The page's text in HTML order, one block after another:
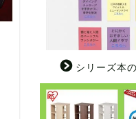
シリーズ本